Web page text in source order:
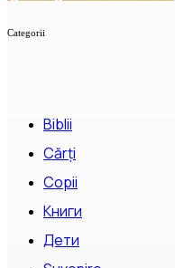
Categorii
Biblii
Cărți
Copii
Книги
Дети